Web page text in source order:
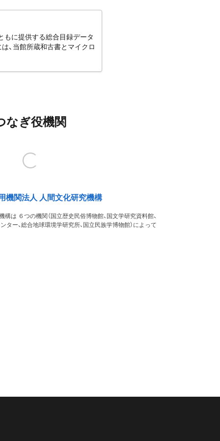
もに提供する総合目録データ
、当館所蔵和古書とマイクロ
なぎ役機関
機関法人 人間文化研究機構
は ６つの機関（国立歴史民俗博物館、国文学研究資料館、
ター、総合地球環境学研究所、国立民族学博物館）によって